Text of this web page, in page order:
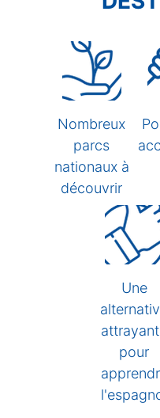
Nombreux
parcs
nationaux à
découvrir
Une
pour